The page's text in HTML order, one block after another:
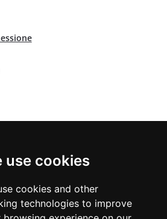
use cookies
cookies and other
technologies to improve
dei